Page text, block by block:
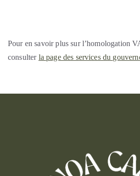
Pour en savoir plus sur l’homologation
consulter la page des services du